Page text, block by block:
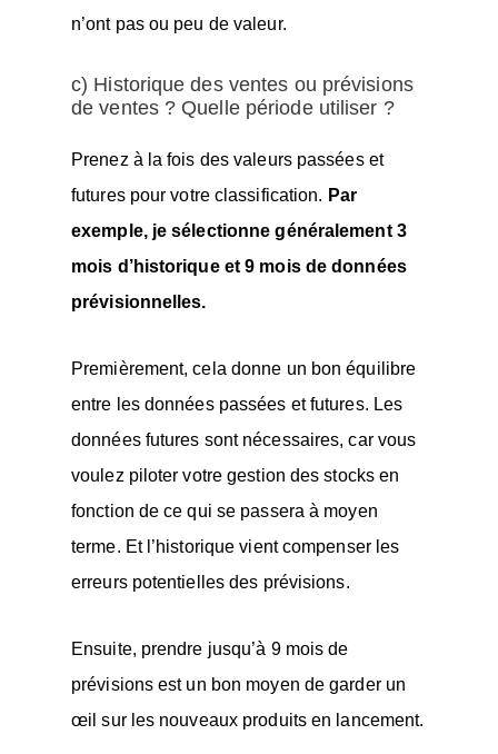
n’ont pas ou peu de valeur.
c) Historique des ventes ou prévisions
de ventes ? Quelle période utiliser ?
Prenez à la fois des valeurs passées et
futures pour votre classification. Par
exemple, je sélectionne généralement 3
mois d’historique et 9 mois de données
prévisionnelles.
Premièrement, cela donne un bon équilibre
entre les données passées et futures. Les
données futures sont nécessaires, car vous
voulez piloter votre gestion des stocks en
fonction de ce qui se passera à moyen
terme. Et l’historique vient compenser les
erreurs potentielles des prévisions.
Ensuite, prendre jusqu’à 9 mois de
prévisions est un bon moyen de garder un
œil sur les nouveaux produits en lancement.